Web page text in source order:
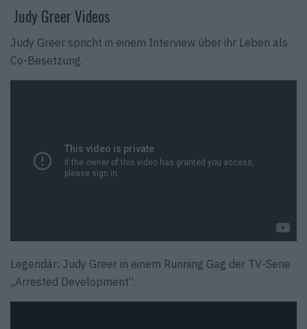
Judy Greer Videos
Judy Greer spricht in einem Interview über ihr Leben als
Co-Besetzung.
Legendär: Judy Greer in einem Running Gag der TV-Serie
„Arrested Development“.